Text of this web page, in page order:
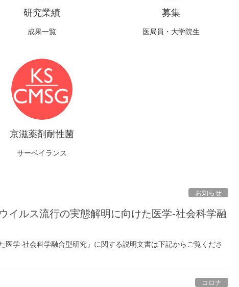
研究業績
成果一覧
募集
医局員・大学院生
京滋薬剤耐性菌
サーベイランス
お知らせ
イルス流行の実態解明に向けた医学-社会科学融
医学-社会科学融合型研究」に関する説明文書は下記からご覧くださ
コロナ